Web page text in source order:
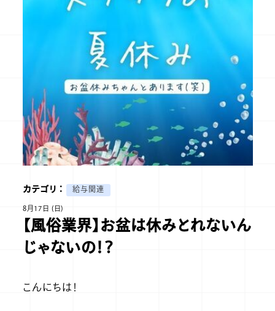
カテゴリ ： 給与関連
8月17日 (日)
【風俗業界】お盆は休みとれないん
じゃないの！？
こんにちは！